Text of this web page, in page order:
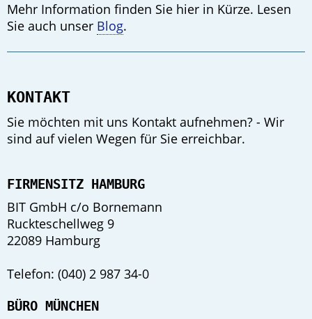
Mehr Information finden Sie hier in Kürze. Lesen
Sie auch unser Blog.
KONTAKT
Sie möchten mit uns Kontakt aufnehmen? - Wir
sind auf vielen Wegen für Sie erreichbar.
FIRMENSITZ HAMBURG
BIT GmbH c/o Bornemann
Ruckteschellweg 9
22089 Hamburg
Telefon: (040) 2 987 34-0
BÜRO MÜNCHEN